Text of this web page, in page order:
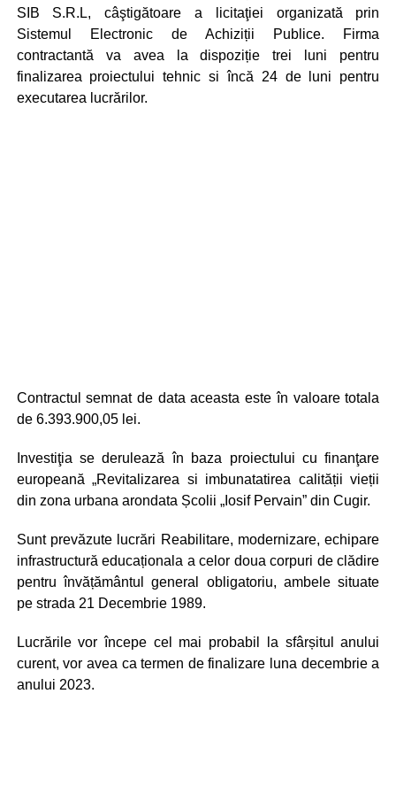
SIB S.R.L, câştigătoare a licitaţiei organizată prin
Sistemul Electronic de Achiziții Publice. Firma
contractantă va avea la dispoziție trei luni pentru
finalizarea proiectului tehnic si încă 24 de luni pentru
executarea lucrărilor.
Contractul semnat de data aceasta este în valoare totala
de 6.393.900,05 lei.
Investiţia se derulează în baza proiectului cu finanţare
europeană „Revitalizarea si imbunatatirea calității vieții
din zona urbana arondata Școlii „Iosif Pervain” din Cugir.
Sunt prevăzute lucrări Reabilitare, modernizare, echipare
infrastructură educaționala a celor doua corpuri de clădire
pentru învățământul general obligatoriu, ambele situate
pe strada 21 Decembrie 1989.
Lucrările vor începe cel mai probabil la sfârșitul anului
curent, vor avea ca termen de finalizare luna decembrie a
anului 2023.